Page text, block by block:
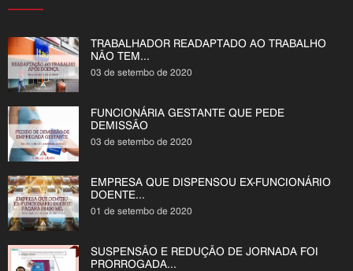
TRABALHADOR READAPTADO AO TRABALHO
NÃO TEM...
03 de setembo de 2020
FUNCIONÁRIA GESTANTE QUE PEDE
DEMISSÃO
03 de setembo de 2020
EMPRESA QUE DISPENSOU EX-FUNCIONÁRIO
DOENTE...
01 de setembo de 2020
SUSPENSÃO E REDUÇÃO DE JORNADA FOI
PRORROGADA...